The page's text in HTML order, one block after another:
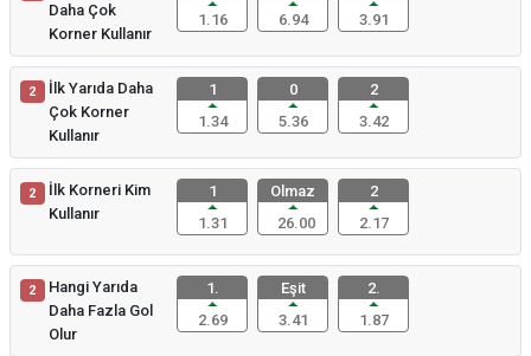
Daha Çok
Korner Kullanır
1.16
6.94
3.91
2
İlk Yarıda Daha
Çok Korner
Kullanır
1
1.34
0
5.36
2
3.42
2
İlk Korneri Kim
Kullanır
1
1.31
Olmaz
26.00
2
2.17
2
Hangi Yarıda
Daha Fazla Gol
Olur
1.
2.69
Eşit
3.41
2.
1.87